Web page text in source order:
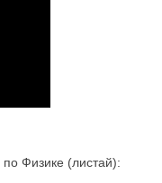
Физике (листай):